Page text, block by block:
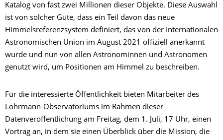
Katalog von fast zwei Millionen dieser Objekte. Diese Auswahl
ist von solcher Güte, dass ein Teil davon das neue
Himmelsreferenzsystem definiert, das von der Internationalen
Astronomischen Union im August 2021 offiziell anerkannt
wurde und nun von allen Astronominnen und Astronomen
genutzt wird, um Positionen am Himmel zu beschreiben.
Für die interessierte Öffentlichkeit bieten Mitarbeiter des
Lohrmann-Observatoriums im Rahmen dieser
Datenveröffentlichung am Freitag, dem 1. Juli, 17 Uhr, einen
Vortrag an, in dem sie einen Überblick über die Mission, die